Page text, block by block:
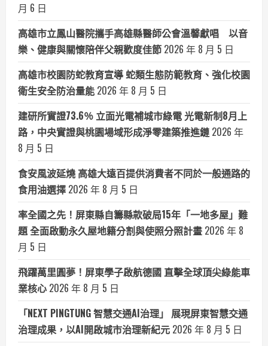
月 6 日
高雄市立鳳山醫院攜手高雄縣醫師公會溫馨獻唱 以音
樂、健康與關懷陪伴父親歡度佳節 2026 年 8 月 5 日
高雄市校園防蛇教育宣導 蛇類生態防範教育、強化校園
衛生安全防治量能 2026 年 8 月 5 日
建研所實證73.6％ 立面光電補城市綠電 光電新制8月上
路，中央實證與桃園場域形成淨零建築推進鏈 2026 年
8 月 5 日
食安風波延燒 高雄大遠百提供消費者不同於一般通路的
食用油選擇 2026 年 8 月 5 日
率全國之先！屏東縣自籌縣款破局15年「一地多屋」難
題 全面啟動永久屋地籍分割與使照分照計畫 2026 年 8
月 5 日
飛躍萬里圓夢！屏東學子啟航德國 直擊全球頂尖綠能車
業核心 2026 年 8 月 5 日
「NEXT PINGTUNG 智慧交通AI治理」 展現屏東智慧交通
治理成果，以AI開啟城市治理新紀元 2026 年 8 月 5 日